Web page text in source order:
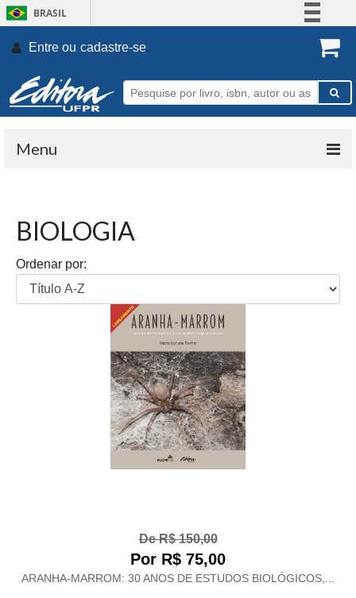
BRASIL
Participe
Entre ou cadastre-se.
Menu
BIOLOGIA
Ordenar por:
De R$ 150,00
Por R$ 75,00
ARANHA-MARROM: 30 ANOS DE ESTUDOS BIOLÓGICOS,...